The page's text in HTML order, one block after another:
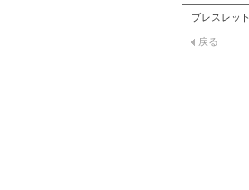
ブレスレッ
戻る